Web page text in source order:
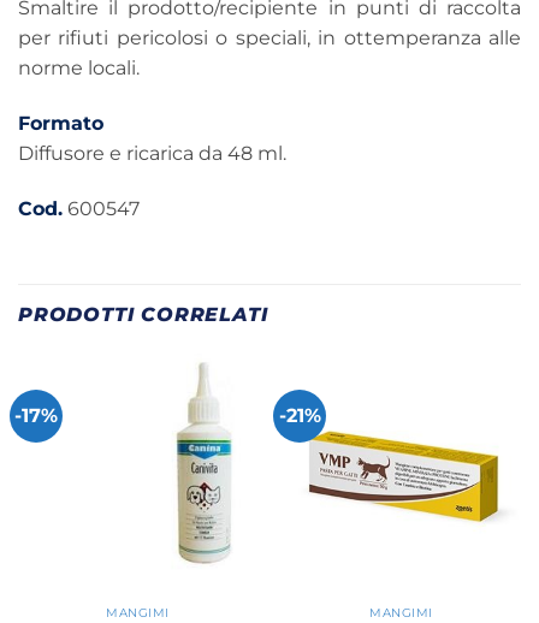
Smaltire il prodotto/recipiente in punti di raccolta
per rifiuti pericolosi o speciali, in ottemperanza alle
norme locali.
Formato
Diffusore e ricarica da 48 ml.
Cod. 600547
PRODOTTI CORRELATI
-17%
MANGIMI
-21%
MANGIMI